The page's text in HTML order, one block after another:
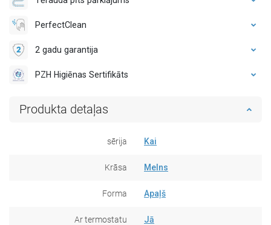
PerfectClean
2 gadu garantija
PZH Higiēnas Sertifikāts
Produkta detaļas
sērija Kai
Krāsa Melns
Forma Apaļš
Ar termostatu Jā